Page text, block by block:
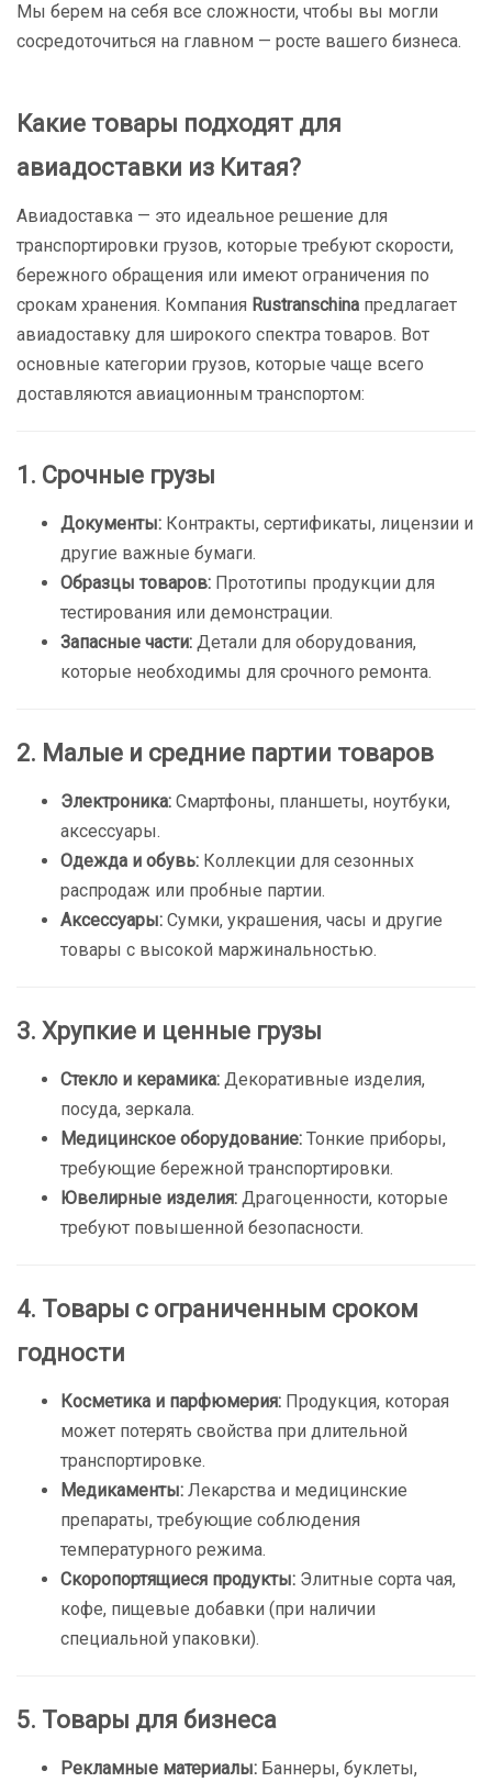
Мы берем на себя все сложности, чтобы вы могли
сосредоточиться на главном — росте вашего бизнеса.
Какие товары подходят для
авиадоставки из Китая?
Авиадоставка — это идеальное решение для
транспортировки грузов, которые требуют скорости,
бережного обращения или имеют ограничения по
срокам хранения. Компания Rustranschina предлагает
авиадоставку для широкого спектра товаров. Вот
основные категории грузов, которые чаще всего
доставляются авиационным транспортом:
1. Срочные грузы
Документы: Контракты, сертификаты, лицензии и
другие важные бумаги.
Образцы товаров: Прототипы продукции для
тестирования или демонстрации.
Запасные части: Детали для оборудования,
которые необходимы для срочного ремонта.
2. Малые и средние партии товаров
Электроника: Смартфоны, планшеты, ноутбуки,
аксессуары.
Одежда и обувь: Коллекции для сезонных
распродаж или пробные партии.
Аксессуары: Сумки, украшения, часы и другие
товары с высокой маржинальностью.
3. Хрупкие и ценные грузы
Стекло и керамика: Декоративные изделия,
посуда, зеркала.
Медицинское оборудование: Тонкие приборы,
требующие бережной транспортировки.
Ювелирные изделия: Драгоценности, которые
требуют повышенной безопасности.
4. Товары с ограниченным сроком
годности
Косметика и парфюмерия: Продукция, которая
может потерять свойства при длительной
транспортировке.
Медикаменты: Лекарства и медицинские
препараты, требующие соблюдения
температурного режима.
Скоропортящиеся продукты: Элитные сорта чая,
кофе, пищевые добавки (при наличии
специальной упаковки).
5. Товары для бизнеса
Рекламные материалы: Баннеры, буклеты,